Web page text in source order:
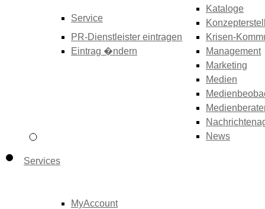
Service
PR-Dienstleister eintragen
Eintrag �ndern
Kataloge
Krisen-
Management
Marketing
Medien
News
Services
MyAccount